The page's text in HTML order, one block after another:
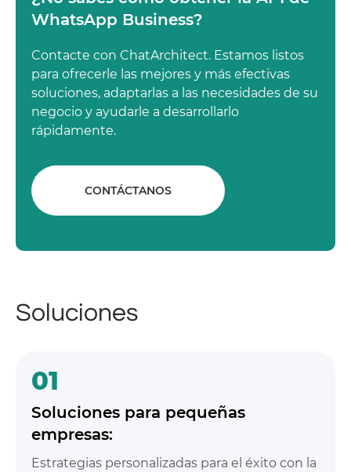
WhatsApp Business?
Contacte con ChatArchitect. Estamos listos
para ofrecerle las mejores y más efectivas
soluciones, adaptarlas a las necesidades de su
negocio y ayudarle a desarrollarlo
rápidamente.
CONTÁCTANOS
Soluciones
01
Soluciones para pequeñas
empresas:
Estrategias personalizadas para el éxito con la